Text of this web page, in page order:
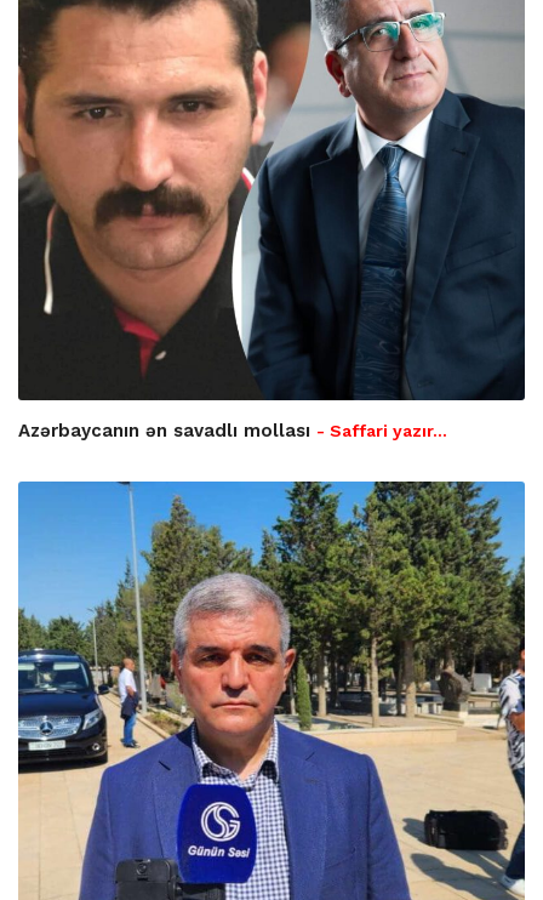
Azərbaycanın ən savadlı mollası - Saffari yazır…